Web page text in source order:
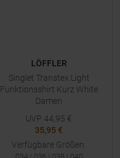
LÖFFLER
Singlet Transtex Light
Funktionsshirt Kurz White
Damen
UVP 44,95 €
35,95 €
Verfügbare Größen: